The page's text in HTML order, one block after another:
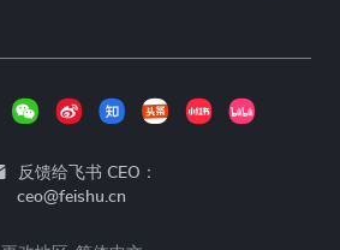
反馈给飞书 CEO：
ceo@feishu.cn